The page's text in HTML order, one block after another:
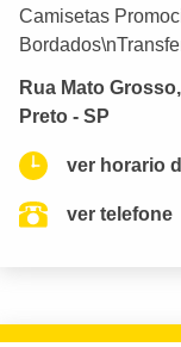
Camisetas
Rua Mato
Preto - SP
ver horario
ver telefone